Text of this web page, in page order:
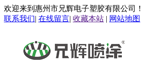
欢迎来到惠州市兄辉电子塑胶有限公司！
联系我们| 在线留言| 收藏本站 | 网站地图